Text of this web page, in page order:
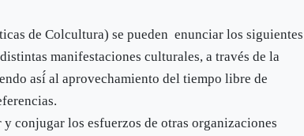
de Colcultura) se pueden enunciar los
manifestaciones culturales, a través de la
así́ al aprovechamiento del tiempo libre de
los esfuerzos de otras organizaciones